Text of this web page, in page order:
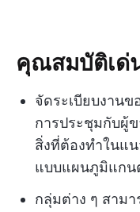
คุณสมบัติเด่
จัดระเบียบงาน
การประชุมกับผู้
สิ่งที่ต้องทำในแ
แบบแผนภูมิแกน
กลุ่มต่าง ๆ สาม